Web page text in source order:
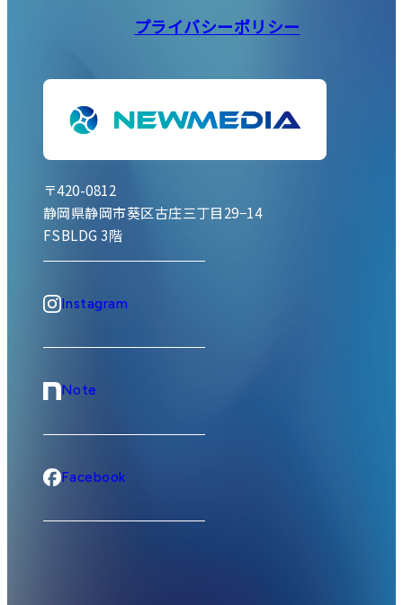
〒420-0812
静岡県静岡市葵区古庄三丁目29−14
FSBLDG 3階
Instagram
Note
Facebook
プライバシーポリシー